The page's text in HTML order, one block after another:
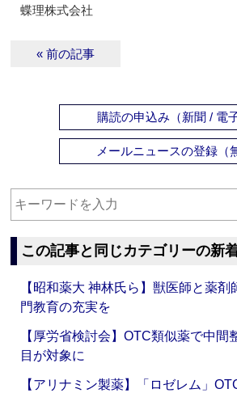
蝶理株式会社
« 前の記事
購読の申込み（新聞 / 電
メールニュースの登録（
この記事と同じカテゴリーの新
【昭和薬大 神林氏ら】獣医師と薬剤
門教育の充実を
【厚労省検討会】OTC類似薬で中間
目が対象に
【アリナミン製薬】「ロゼレム」